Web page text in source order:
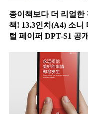
종이책보다 더 리얼한
책! 13.3인치(A4) 소니
털 페이퍼 DPT-S1 공